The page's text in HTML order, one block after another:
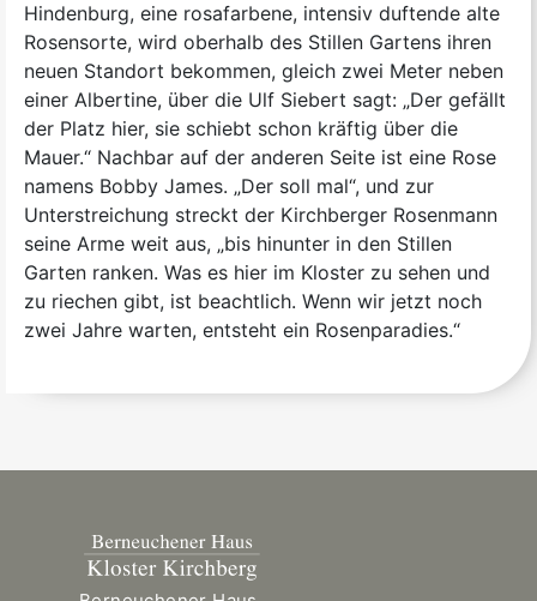
Hindenburg, eine rosafarbene, intensiv duftende alte
Rosensorte, wird oberhalb des Stillen Gartens ihren
neuen Standort bekommen, gleich zwei Meter neben
einer Albertine, über die Ulf Siebert sagt: „Der gefällt
der Platz hier, sie schiebt schon kräftig über die
Mauer.“ Nachbar auf der anderen Seite ist eine Rose
namens Bobby James. „Der soll mal“, und zur
Unterstreichung streckt der Kirchberger Rosenmann
seine Arme weit aus, „bis hinunter in den Stillen
Garten ranken. Was es hier im Kloster zu sehen und
zu riechen gibt, ist beachtlich. Wenn wir jetzt noch
zwei Jahre warten, entsteht ein Rosenparadies.“